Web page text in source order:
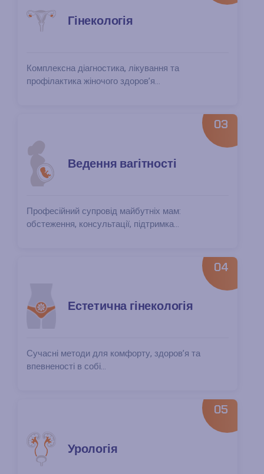
Гінекологія
Комплексна діагностика, лікування та
профілактика жіночого здоров’я...
03
Ведення вагітності
Професійний супровід майбутніх мам:
обстеження, консультації, підтримка...
04
Естетична гінекологія
Сучасні методи для комфорту, здоров’я та
впевненості в собі...
05
Урологія